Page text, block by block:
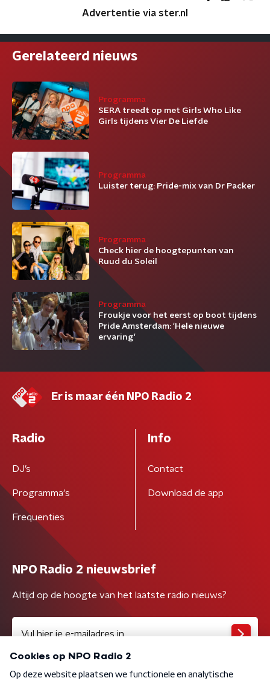
Advertentie via ster.nl
Gerelateerd nieuws
Programma
SERA treedt op met Girls Who Like
Girls tijdens Vier De Liefde
Programma
Luister terug: Pride-mix van Dr Packer
Programma
Check hier de hoogtepunten van
Ruud du Soleil
Programma
Froukje voor het eerst op boot tijdens
Pride Amsterdam: 'Hele nieuwe
ervaring'
Er is maar één NPO Radio 2
Radio
DJ’s
Programma's
Frequenties
Info
Contact
Download de app
NPO Radio 2 nieuwsbrief
Altijd op de hoogte van het laatste radio nieuws?